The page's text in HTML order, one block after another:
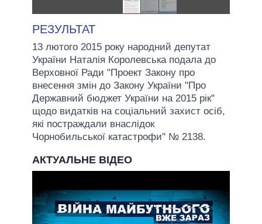
РЕЗУЛЬТАТ
13 лютого 2015 року народний депутат
України Наталія Королевська подала до
Верховної Ради "Проект Закону про
внесення змін до Закону України "Про
Державний бюджет України на 2015 рік"
щодо видатків на соціальний захист осіб,
які постраждали внаслідок
Чорнобильської катастрофи" № 2138.
АКТУАЛЬНЕ ВІДЕО